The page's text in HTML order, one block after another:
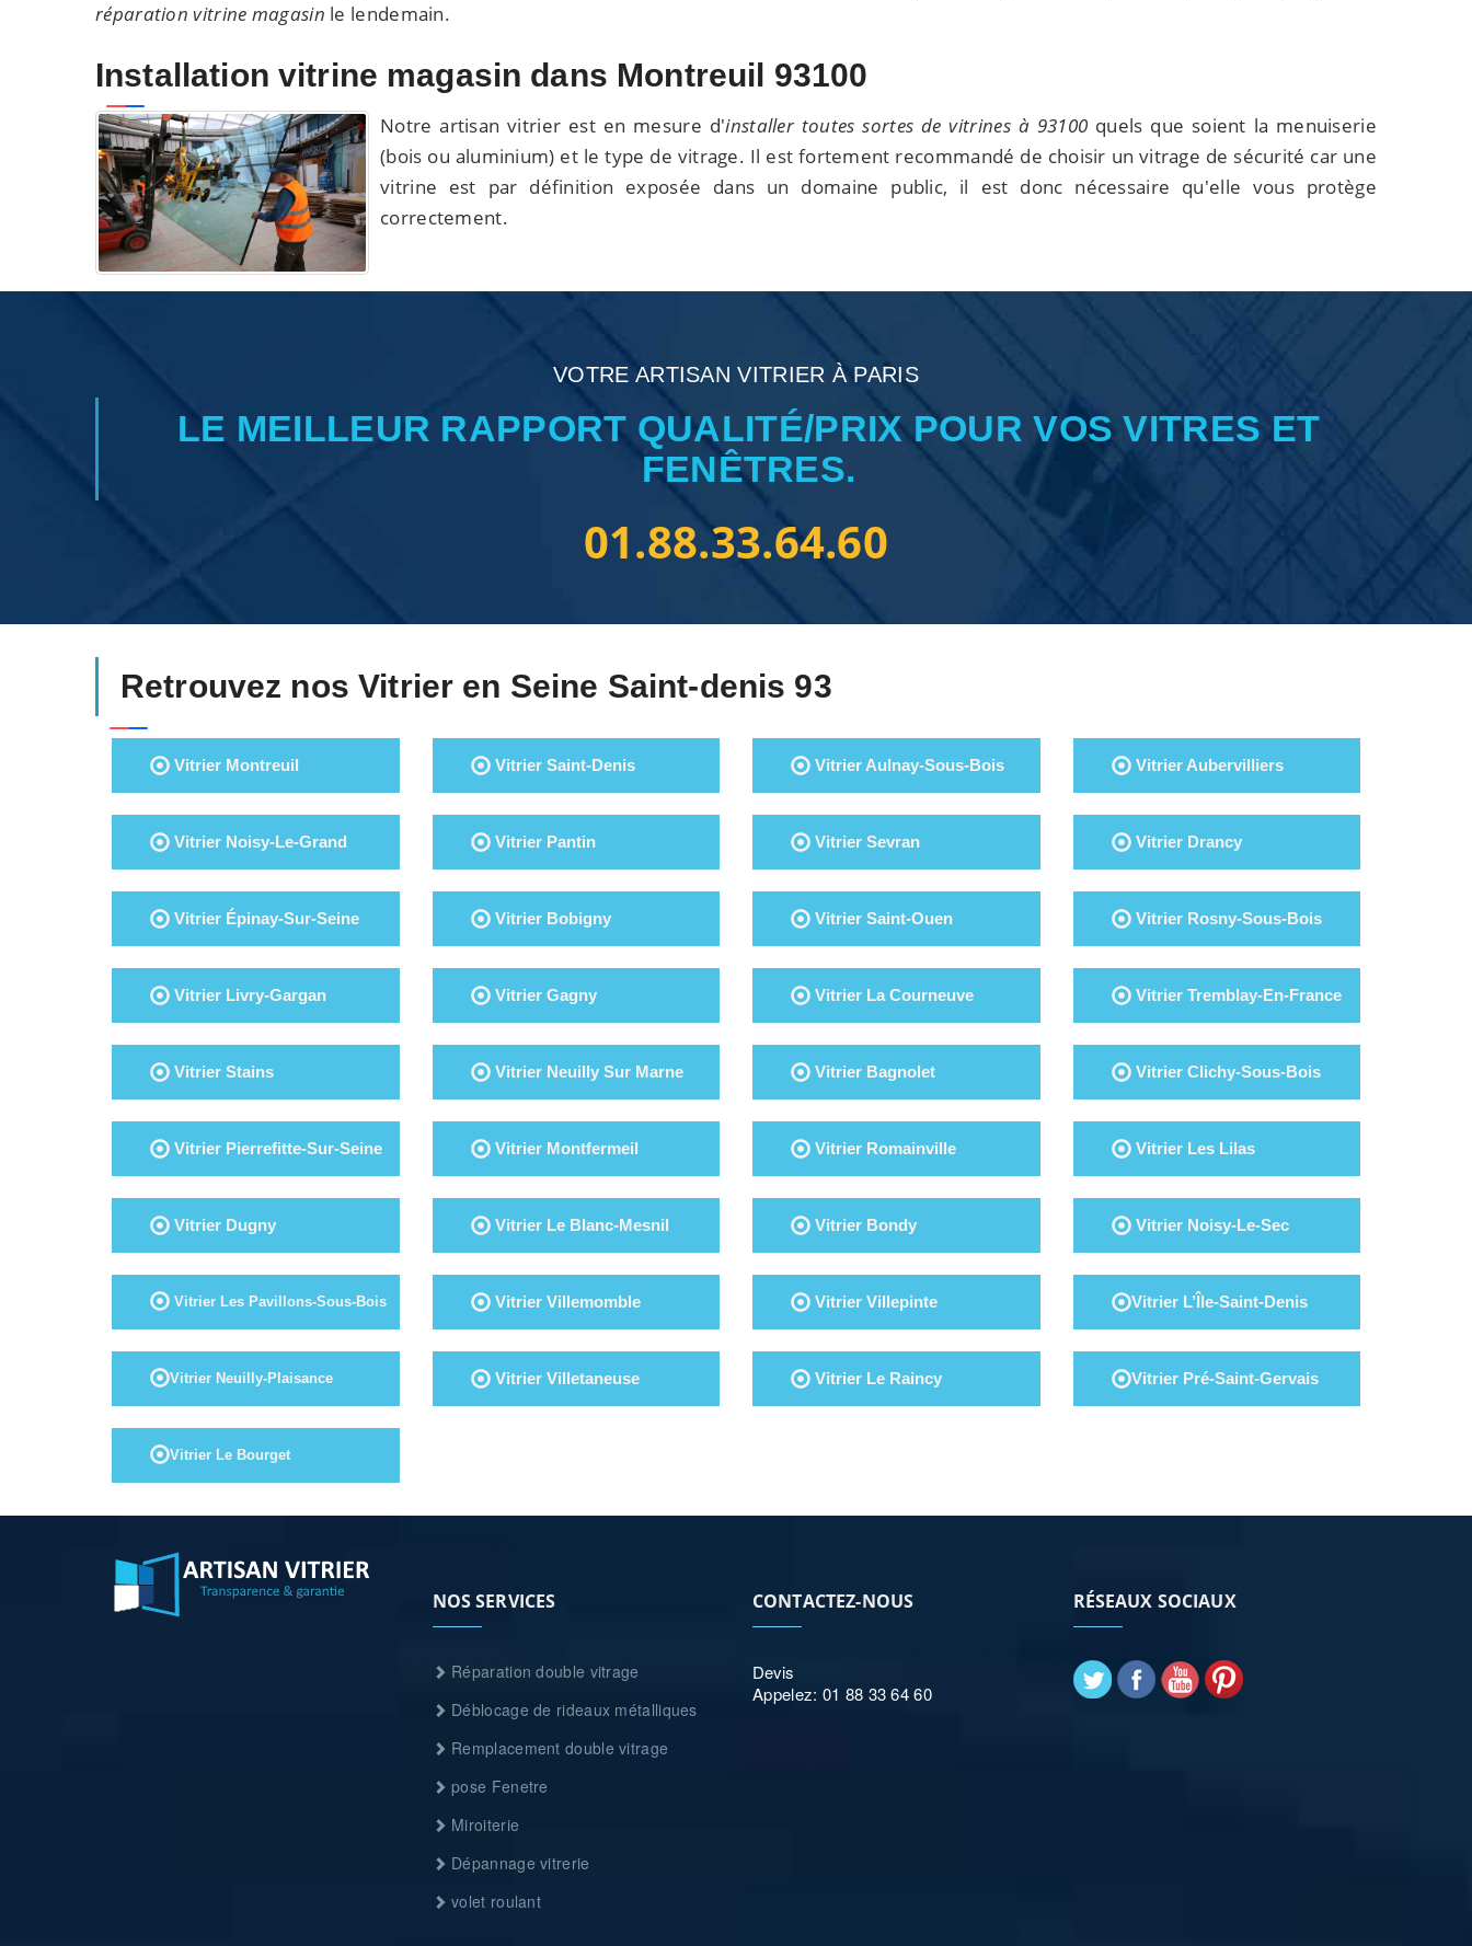
réparation vitrine magasin le lendemain.
Installation vitrine magasin dans Montreuil 93100
Notre artisan vitrier est en mesure d'installer toutes sortes de vitrines à 93100 quels que soient la menuiserie
(bois ou aluminium) et le type de vitrage. Il est fortement recommandé de choisir un vitrage de sécurité car une
vitrine est par définition exposée dans un domaine public, il est donc nécessaire qu'elle vous protège
correctement.
VOTRE ARTISAN VITRIER À PARIS
LE MEILLEUR RAPPORT QUALITÉ/PRIX POUR VOS VITRES ET
FENÊTRES.
01.88.33.64.60
Retrouvez nos Vitrier en Seine Saint-denis 93
Vitrier Montreuil Vitrier Saint-Denis Vitrier Aulnay-Sous-Bois Vitrier Aubervilliers
Vitrier Noisy-Le-Grand Vitrier Pantin Vitrier Sevran Vitrier Drancy
Vitrier Épinay-Sur-Seine Vitrier Bobigny Vitrier Saint-Ouen Vitrier Rosny-Sous-Bois
Vitrier Livry-Gargan Vitrier Gagny Vitrier La Courneuve Vitrier Tremblay-En-France
Vitrier Stains Vitrier Neuilly Sur Marne Vitrier Bagnolet Vitrier Clichy-Sous-Bois
Vitrier Pierrefitte-Sur-Seine Vitrier Montfermeil Vitrier Romainville Vitrier Les Lilas
Vitrier Dugny Vitrier Le Blanc-Mesnil Vitrier Bondy Vitrier Noisy-Le-Sec
Vitrier Les Pavillons-Sous-Bois Vitrier Villemomble Vitrier Villepinte Vitrier L’Île-Saint-Denis
Vitrier Neuilly-Plaisance Vitrier Villetaneuse Vitrier Le Raincy Vitrier Pré-Saint-Gervais
Vitrier Le Bourget
NOS SERVICES
Réparation double vitrage
Déblocage de rideaux métalliques
Remplacement double vitrage
pose Fenetre
Miroiterie
Dépannage vitrerie
volet roulant
CONTACTEZ-NOUS
Devis
Appelez: 01 88 33 64 60
RÉSEAUX SOCIAUX